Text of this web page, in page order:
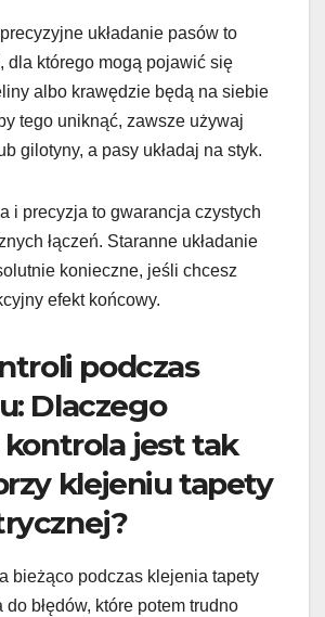
układanie pasów to
dla którego mogą pojawić się
albo krawędzie będą na siebie
tego uniknąć, zawsze używaj
gilotyny, a pasy układaj na styk.
i precyzja to gwarancja czystych
łączeń. Staranne układanie
konieczne, jeśli chcesz
efekt końcowy.
podczas
Dlaczego
kontrola jest tak
klejeniu tapety
bieżąco podczas klejenia tapety
do błędów, które potem trudno